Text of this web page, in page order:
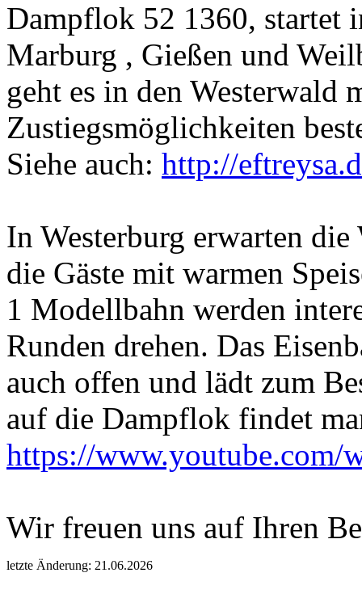
Dampflok 52 1360, startet
Marburg , Gießen und
geht es in den
Zustiegsmöglichkeiten
Siehe auch: http://
In Westerburg erwarten
die Gäste mit warmen
1 Modellbahn werden
Runden drehen. Das
auch offen und lädt zum
auf die Dampflok findet
https://www.youtube.com/
Wir freuen uns auf Ihren
letzte Änderung: 21.06.2026